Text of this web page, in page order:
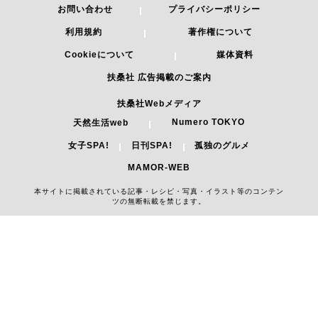
お問い合わせ プライバシーポリシー
利用規約 著作権について
Cookieについて 媒体資料
扶桑社 広告掲載のご案内
扶桑社Webメディア
天然生活web
Numero TOKYO
女子SPA! 日刊SPA! 孤独のグルメ
MAMOR-WEB
本サイトに掲載されている記事・レシピ・写真・イラスト等のコンテン
ツの無断転載を禁じます。